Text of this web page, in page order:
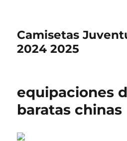
Camisetas
2024 2025
equipaciones
baratas chinas